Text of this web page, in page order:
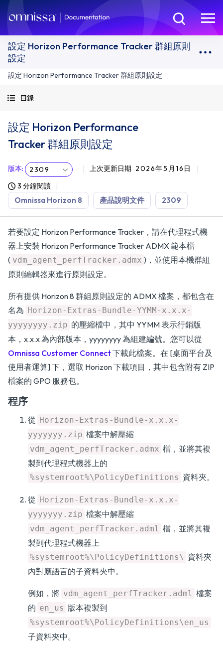
設定 Horizon Performance Tracker 群組原則
設定
設定 Horizon Performance Tracker 群組原則設定
目錄
設定 Horizon Performance
Tracker 群組原則設定
版本: 2309 上次更新日期 2026年5月16日
3 分鐘閱讀
Omnissa Horizon 8 產品說明文件 2309
若要設定 Horizon Performance Tracker，請在代理程式機
器上安裝 Horizon Performance Tracker ADMX 範本檔
( vdm_agent_perfTracker.admx )，並使用本機群組
原則編輯器來進行原則設定。
所有提供 Horizon 8 群組原則設定的 ADMX 檔案，都包含在
名為 Horizon-Extras-Bundle-YYMM-x.x.x-
yyyyyyyy.zip 的壓縮檔中，其中 YYMM 表示行銷版
本，x.x.x 為內部版本，yyyyyyyy 為組建編號。您可以從
Omnissa Customer Connect下載此檔案。在 [桌面平台及
使用者運算] 下，選取 Horizon 下載項目，其中包含附有 ZIP
檔案的 GPO 服務包。
程序
從 Horizon-Extras-Bundle-x.x.x-
yyyyyyy.zip 檔案中解壓縮
vdm_agent_perfTracker.admx 檔，並將其複
製到代理程式機器上的
%systemroot%\PolicyDefinitions 資料夾。
從 Horizon-Extras-Bundle-x.x.x-
yyyyyyy.zip 檔案中解壓縮
vdm_agent_perfTracker.adml 檔，並將其複
製到代理程式機器上
%systemroot%\PolicyDefinitions\ 資料夾
內對應語言的子資料夾中。
例如，將 vdm_agent_perfTracker.adml 檔案
的 en_us 版本複製到
%systemroot%\PolicyDefinitions\en_us
子資料夾中。